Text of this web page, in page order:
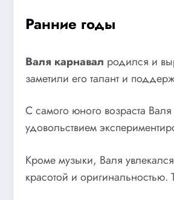
Ранние годы
Валя карнавал родился и
заметили его талант и
С самого юного возраста
удовольствием
Кроме музыки, Валя
красотой и